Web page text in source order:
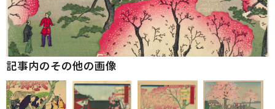
記事内のその他の画像